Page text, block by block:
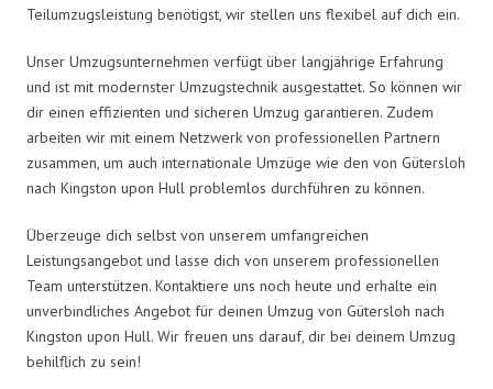
Teilumzugsleistung benötigst, wir stellen uns flexibel auf dich ein.
Unser Umzugsunternehmen verfügt über langjährige Erfahrung
und ist mit modernster Umzugstechnik ausgestattet. So können wir
dir einen effizienten und sicheren Umzug garantieren. Zudem
arbeiten wir mit einem Netzwerk von professionellen Partnern
zusammen, um auch internationale Umzüge wie den von Gütersloh
nach Kingston upon Hull problemlos durchführen zu können.
Überzeuge dich selbst von unserem umfangreichen
Leistungsangebot und lasse dich von unserem professionellen
Team unterstützen. Kontaktiere uns noch heute und erhalte ein
unverbindliches Angebot für deinen Umzug von Gütersloh nach
Kingston upon Hull. Wir freuen uns darauf, dir bei deinem Umzug
behilflich zu sein!